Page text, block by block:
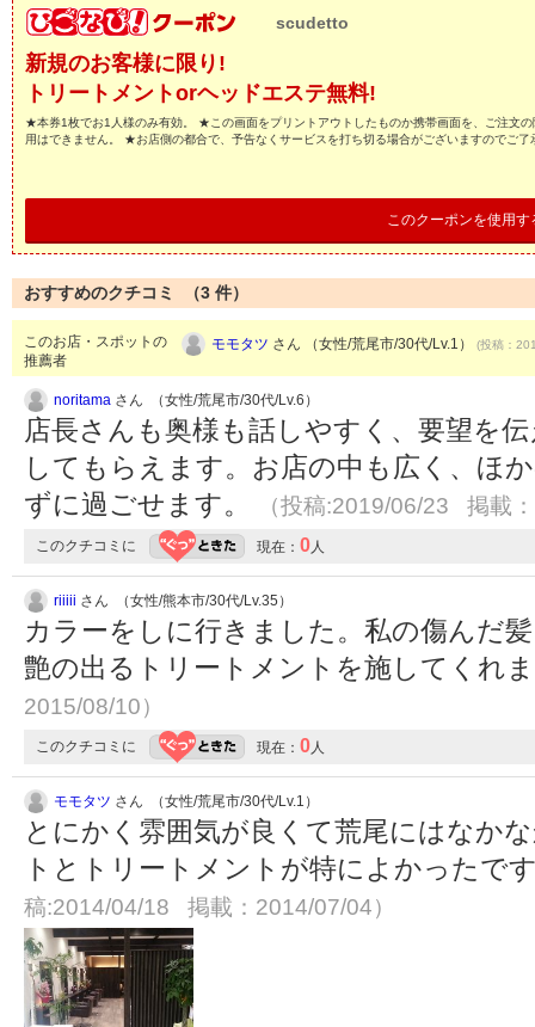
scudetto
新規のお客様に限り!
トリートメントorヘッドエステ無料!
★本券1枚でお1人様のみ有効。 ★この画面をプリントアウトしたものか携帯画面を、ご注文
用はできません。 ★お店側の都合で、予告なくサービスを打ち切る場合がございますのでご了
このクーポンを使用す
おすすめのクチコミ （3 件）
このお店・スポットの
推薦者
モモタツ さん （女性/荒尾市/30代/Lv.1） (投稿：
noritama さん （女性/荒尾市/30代/Lv.6）
店長さんも奥様も話しやすく、要望を
してもらえます。お店の中も広く、ほ
ずに過ごせます。
（投稿:2019/06/23 掲載
このクチコミに 現在： 0人
riiiii さん （女性/熊本市/30代/Lv.35）
カラーをしに行きました。私の傷んだ
艶の出るトリートメントを施してくれ
2015/08/10）
このクチコミに 現在： 0人
モモタツ さん （女性/荒尾市/30代/Lv.1）
とにかく雰囲気が良くて荒尾にはなか
トとトリートメントが特によかったで
稿:2014/04/18 掲載：2014/07/04）